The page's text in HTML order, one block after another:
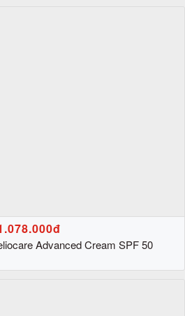
Advanced Cream SPF 50